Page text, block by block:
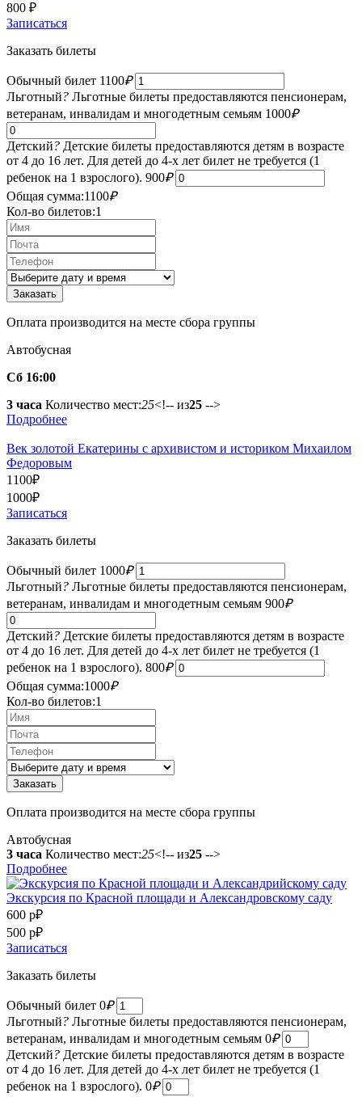
800 ₽
Записаться
Заказать билеты
Обычный билет 1100₽
Льготный? Льготные билеты предоставляются пенсионерам,
ветеранам, инвалидам и многодетным семьям 1000₽
Детский? Детские билеты предоставляются детям в возрасте
от 4 до 16 лет. Для детей до 4-х лет билет не требуется (1
ребенок на 1 взрослого). 900₽
Общая сумма:1100₽
Кол-во билетов:1
Оплата производится на месте сбора группы
Автобусная
Сб 16:00
3 часа Количество мест:25<!-- из25 -->
Подробнее
Век золотой Екатерины с архивистом и историком Михаилом
Федоровым
1100₽
1000₽
Записаться
Заказать билеты
Обычный билет 1000₽
Льготный? Льготные билеты предоставляются пенсионерам,
ветеранам, инвалидам и многодетным семьям 900₽
Детский? Детские билеты предоставляются детям в возрасте
от 4 до 16 лет. Для детей до 4-х лет билет не требуется (1
ребенок на 1 взрослого). 800₽
Общая сумма:1000₽
Кол-во билетов:1
Оплата производится на месте сбора группы
Автобусная
3 часа Количество мест:25<!-- из25 -->
Подробнее
Экскурсия по Красной площади и Александровскому саду
600 р₽
500 р₽
Записаться
Заказать билеты
Обычный билет 0₽
Льготный? Льготные билеты предоставляются пенсионерам,
ветеранам, инвалидам и многодетным семьям 0₽
Детский? Детские билеты предоставляются детям в возрасте
от 4 до 16 лет. Для детей до 4-х лет билет не требуется (1
ребенок на 1 взрослого). 0₽